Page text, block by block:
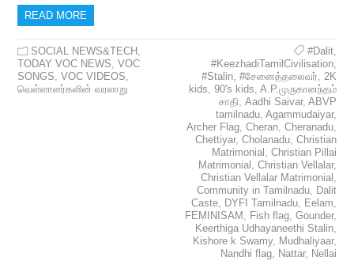
READ MORE
SOCIAL NEWS&TECH ,
TODAY VOC NEWS,VOC
SONGS,VOC VIDEOS,
வெள்ளாளர்களின் வரலாறு
#Dalit,
#KeezhadiTamilCivilisation,
#Stalin, #சேனைத்தலைவர், 2K
kids, 90's kids, A.P.முருகானந்தம்
சாதி, Aadhi Saivar, ABVP
tamilnadu, Agammudaiyar,
Archer Flag, Cheran, Cheranadu,
Chettiyar, Cholanadu, Christian
Matrimonial , Christian Pillai
Matrimonial , Christian Vellalar,
Christian Vellalar Matrimonial ,
Community in Tamilnadu, Dalit
Caste, DYFI Tamilnadu, Eelam,
FEMINISAM , Fish flag, Gounder,
Keerthiga Udhayaneethi Stalin,
Kishore k Swamy, Mudhaliyaar,
Nandhi flag, Nattar, Nellai